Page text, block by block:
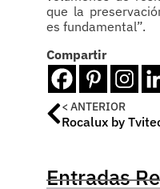
que la
es fundamental”.
Compartir
< ANTERIOR
Entradas